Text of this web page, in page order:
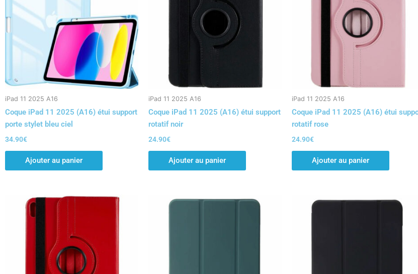
iPad 11 2025 A16
Coque iPad 11 2025 (A16) étui support
porte stylet bleu ciel
34.90€
Ajouter au panier
iPad 11 2025 A16
Coque iPad 11 2025 (A16) étui support
rotatif noir
24.90€
Ajouter au panier
iPad 11 2025 A16
Coque iPad 11 2025 (A16) étui
rotatif rose
24.90€
Ajouter au panier